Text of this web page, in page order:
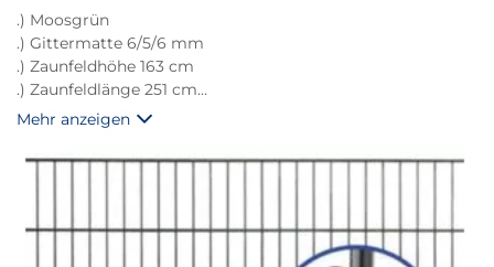
.) Moosgrün
.) Gittermatte 6/5/6 mm
.) Zaunfeldhöhe 163 cm
.) Zaunfeldlänge 251 cm
.) Maschenweite 200x50 mm
Mehr anzeigen